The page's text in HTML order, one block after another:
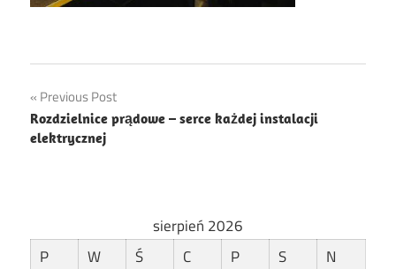
Nawigacja
wpisu
Previous Post
Rozdzielnice prądowe – serce każdej instalacji
elektrycznej
sierpień 2026
P
W Ś C P S
N